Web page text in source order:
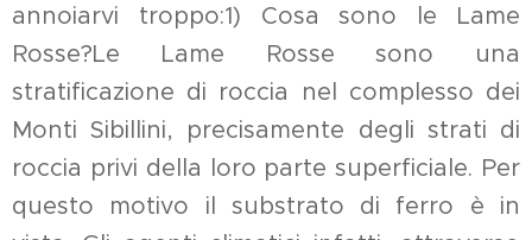
annoiarvi troppo:1) Cosa sono le Lame
Rosse?Le Lame Rosse sono una
stratificazione di roccia nel complesso dei
Monti Sibillini, precisamente degli strati di
roccia privi della loro parte superficiale. Per
questo motivo il substrato di ferro è in